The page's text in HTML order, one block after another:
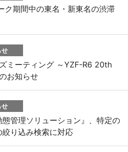
ク期間中の東名・新東名の渋滞
せ
ミーティング ～YZF-R6 20th
お知らせ
せ
態管理ソリューション』、特定の
り込み検索に対応